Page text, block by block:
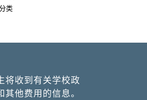
类
将收到有关学校政
他费用的信息。